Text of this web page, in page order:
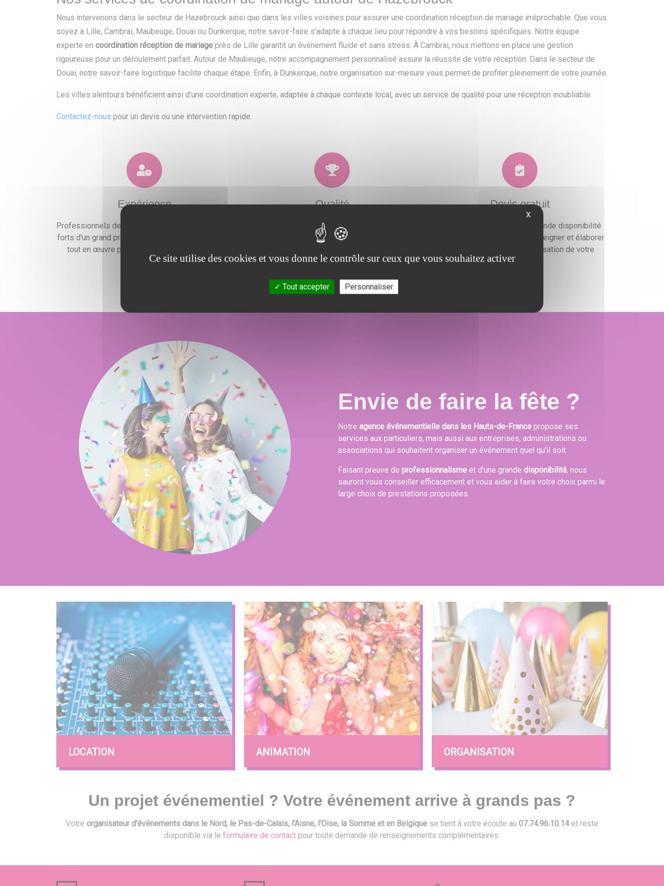
Nous intervenons dans le secteur de Hazebrouck ainsi que dans les villes voisines pour assurer une coordination réception de mariage irréprochable. Que vous
soyez à Lille, Cambrai, Maubeuge, Douai ou Dunkerque, notre savoir-faire s’adapte à chaque lieu pour répondre à vos besoins spécifiques. Notre équipe
experte en coordination réception de mariage près de Lille garantit un événement fluide et sans stress. À Cambrai, nous mettons en place une gestion
rigoureuse pour un déroulement parfait. Autour de Maubeuge, notre accompagnement personnalisé assure la réussite de votre réception. Dans le secteur de
Douai, notre savoir-faire logistique facilite chaque étape. Enfin, à Dunkerque, notre organisation sur-mesure vous permet de profiter pleinement de votre journée.
Les villes alentours bénéficient ainsi d’une coordination experte, adaptée à chaque contexte local, avec un service de qualité pour une réception inoubliable.
Contactez-nous pour un devis ou une intervention rapide.
Expérience
Professionnels de l'événementiel expérimentés et
forts d'un grand professionnalisme, nous mettrons
tout en œuvre pour satisfaire vos exigences.
Qualité
Soucieux de la satisfaction de nos clients, nous
proposons un large choix de prestations qui
festives.
Devis gratuit
Nous faisons preuve d'une grande disponibilité
pour vous conseiller, vous renseigner et élaborer
un devis gratuit pour l'organisation de votre
événement.
Envie de faire la fête ?
Notre agence événementielle dans les Hauts-de-France propose ses
services aux particuliers, mais aussi aux entreprises, administrations ou
associations qui souhaitent organiser un événement quel qu'il soit.
Faisant preuve de professionnalisme et d'une grande disponibilité, nous
sauront vous conseiller efficacement et vous aider à faire votre choix parmi le
large choix de prestations proposées.
LOCATION ANIMATION ORGANISATION
Un projet événementiel ? Votre événement arrive à grands pas ?
Votre organisateur d'événements dans le Nord, le Pas-de-Calais, l'Aisne, l'Oise, la Somme et en Belgique se tient à votre écoute au 07.74.96.10.14et reste
disponible via le formulaire de contact pour toute demande de renseignements complémentaires.
X
Ce site utilise des cookies et vous donne le contrôle sur ceux que vous souhaitez activer
Tout accepter Personnaliser